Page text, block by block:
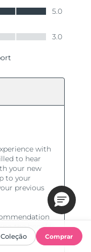
Coleção Comprar